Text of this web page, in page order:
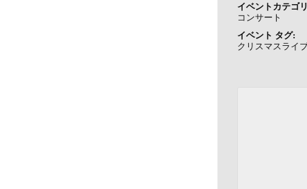
イベントカテゴ
コンサート
イベント タグ:
クリスマスライ